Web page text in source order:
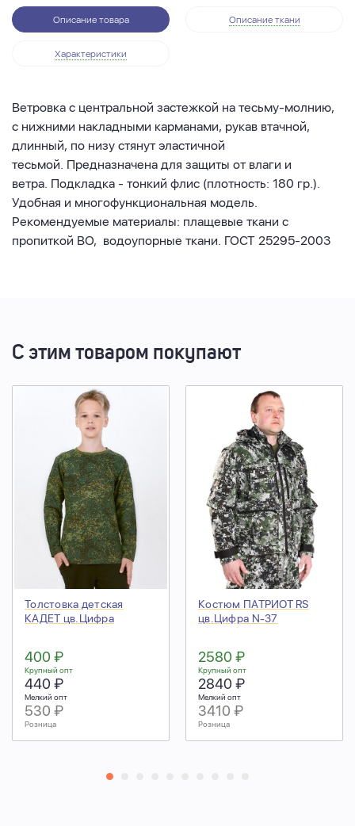
Описание товара Описание ткани
Характеристики
Ветровка с центральной застежкой на тесьму-молнию,
с нижними накладными карманами, рукав втачной,
длинный, по низу стянут эластичной
тесьмой. Предназначена для защиты от влаги и
ветра. Подкладка - тонкий флис (плотность: 180 гр.).
Удобная и многофункциональная модель.
Рекомендуемые материалы: плащевые ткани с
пропиткой ВО, водоупорные ткани. ГОСТ 25295-2003
С этим товаром покупают
Толстовка детская
КАДЕТ цв.Цифра
400 ₽
Крупный опт
440 ₽
Мелкий опт
530 ₽
Розница
Костюм ПАТРИОТ RS
цв.Цифра N-37
2580 ₽
Крупный опт
2840 ₽
Мелкий опт
3410 ₽
Розница